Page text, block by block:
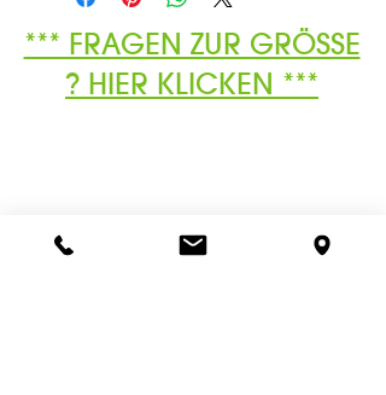
*** FRAGEN ZUR GRÖSSE
? HIER KLICKEN ***